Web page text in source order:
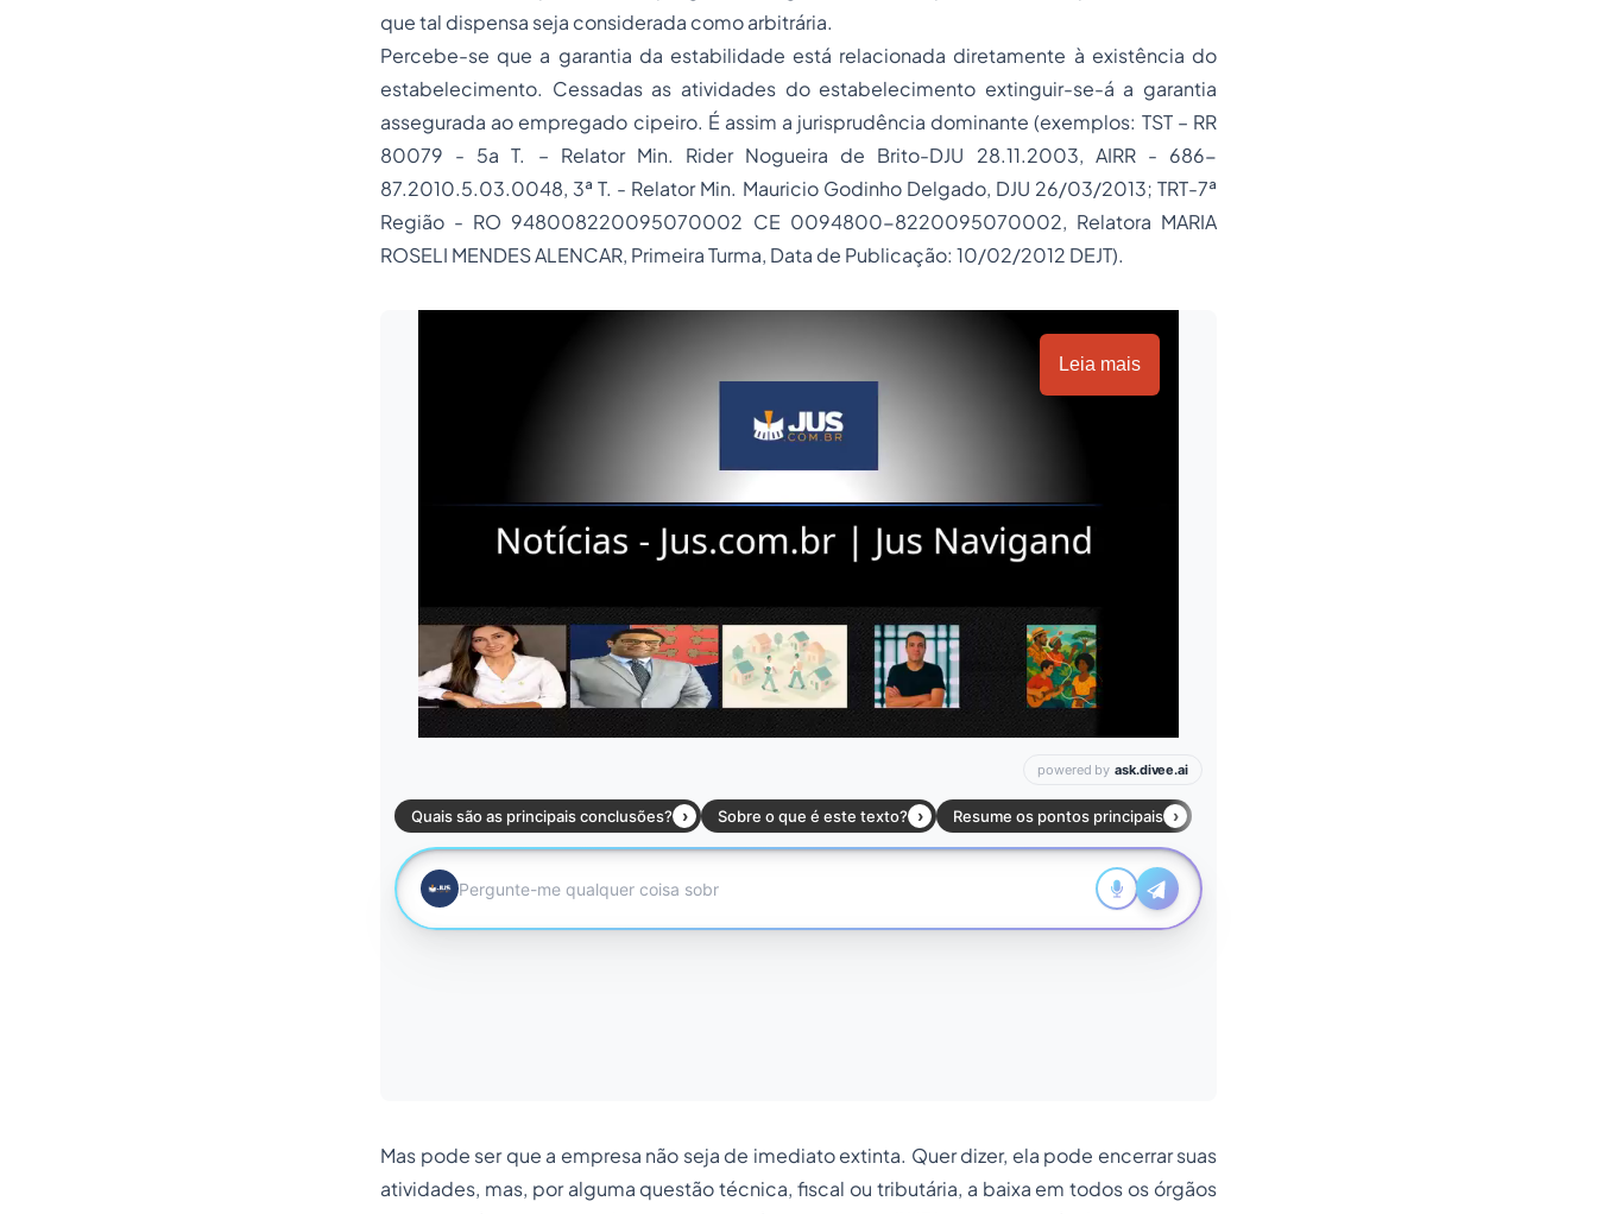
que tal dispensa seja considerada como arbitrária.
Percebe-se que a garantia da estabilidade está relacionada diretamente à existência do
estabelecimento. Cessadas as atividades do estabelecimento extinguir-se-á a garantia
assegurada ao empregado cipeiro. É assim a jurisprudência dominante (exemplos: TST – RR
80079 - 5a T. – Relator Min. Rider Nogueira de Brito-DJU 28.11.2003, AIRR - 686-
87.2010.5.03.0048, 3ª T. - Relator Min. Mauricio Godinho Delgado, DJU 26/03/2013; TRT-7ª
Região - RO 948008220095070002 CE 0094800-8220095070002, Relatora MARIA
ROSELI MENDES ALENCAR, Primeira Turma, Data de Publicação: 10/02/2012 DEJT).
Leia mais
Mas pode ser que a empresa não seja de imediato extinta. Quer dizer, ela pode encerrar suas
atividades, mas, por alguma questão técnica, fiscal ou tributária, a baixa em todos os órgãos